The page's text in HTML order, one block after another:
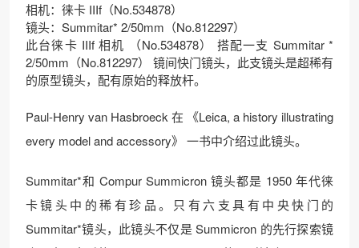
相机：徕卡 IIIf（No.534878）
镜头：Summitar* 2/50mm（No.812297）
此台徕卡 IIIf 相机 （No.534878） 搭配一支 Summitar *
2/50mm（No.812297） 镜间快门镜头，此支镜头是超稀有
的原型镜头，配有原始的释放杆。
Paul-Henry van Hasbroeck 在 《Leica, a history illustrating
every model and accessory》 一书中介绍过此镜头。
Summitar*和 Compur Summicron 镜头都是 1950 年代徕
卡镜头中的稀有珍品。只有六支具有中央快门的
Summitar*镜头，此镜头不仅是 Summicron 的先行探索镜